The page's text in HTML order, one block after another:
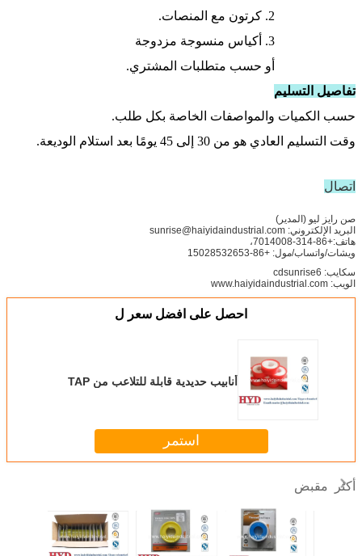
2. كرتون مع المنصات.
3. أكياس منسوجة مزدوجة
أو حسب متطلبات المشتري.
تفاصيل التسليم
حسب الكميات والمواصفات الخاصة بكل طلب.
وقت التسليم العادي هو من 30 إلى 45 يومًا بعد استلام الوديعة.
اتصال
صن رايز ليو (المدير)
البريد الإلكتروني: sunrise@haiyidaindustrial.com
هاتف:+86-314-7014008،
ويشات/واتساب/مول: +86-15028532653
سكايب: cdsunrise6
الويب: www.haiyidaindustrial.com
احصل على افضل سعر ل
أنابيب حديدية قابلة للتلاعب من TAP
استمر
أكثر مقبض